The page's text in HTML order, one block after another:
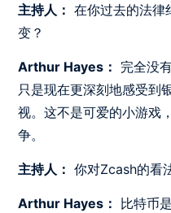
主持人： 在你过去的法律
变？
Arthur Hayes： 完全没
只是现在更深刻地感受到
视。这不是可爱的小游戏
争。
主持人： 你对Zcash的看
Arthur Hayes：
比特币